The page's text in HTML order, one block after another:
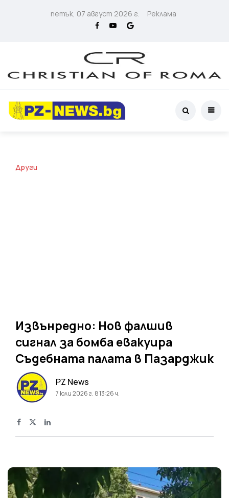
петък, 07 август 2026 г. Реклама
Други
Извънредно: Нов фалшив
сигнал за бомба евакуира
Съдебната палата в Пазарджик
PZ News
7 юли 2026 г. в 13:26 ч.